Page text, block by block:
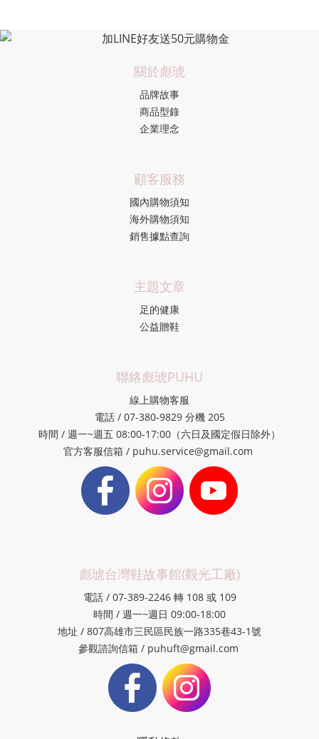
關於彪琥
品牌故事
商品型錄
企業理念
顧客服務
國內購物須知
海外購物須知
銷售據點查詢
主題文章
足的健康
公益贈鞋
聯絡彪琥PUHU
線上購物客服
電話 / 07-380-9829 分機 205
時間 / 週一~週五 08:00-17:00（六日及國定假日除外）
官方客服信箱 / puhu.service@gmail.com
彪琥台灣鞋故事館(觀光工廠)
電話 / 07-389-2246 轉 108 或 109
時間 / 週一~週日 09:00-18:00
地址 / 807高雄市三民區民族一路335巷43-1號
參觀諮詢信箱 / puhuft@gmail.com